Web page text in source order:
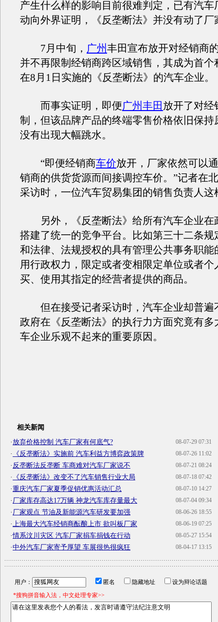
产生什么样的影响目前很难判定，已有汽车
动向外界证明，《反垄断法》并没有动了厂
7月中旬， 广州丰田宣布放开对经销商
并不再限制经销商跨区域销售，其成为首个
在8月1日实施的《反垄断法》的汽车企业。
而事实证明，即便广州丰田 放开了对经
制，但该品牌产品的终端零售价格依旧保持
没有出现大幅跳水。
“即便经销商车价放开，厂家依然可以
销商的供货货源而间接调控车价。”记者在
采访时，一位汽车贸易集团的销售负责人这
另外，《反垄断法》给所有汽车企业在
搭建了统一的竞争平台。比如第三十二条规
和法律、法规授权的具有管理公共事务职能
用行政权力，限定或者变相限定单位或者个
买、使用其指定的经营者提供的商品。
但在接受记者采访时，汽车企业却普遍
政府在《反垄断法》的执行力方面究竟有多
车企业乐观不起来的重要原因。
相关新闻
08-07-29 07:31
·放弃价格控制 汽车厂家有何底气?
08-07-26 11:02
· 《反垄断法》实施前 汽车利益方博弈政策牌
08-07-21 08:24
· 反垄断法反垄断 车商难对汽车厂家说不
08-07-18 07:42
· 《反垄断法》改变不了汽车销售行业大局
08-07-10 14:27
·重庆汽车厂家夏季促销优惠活动汇总
08-07-04 09:34
·厂家库存高达17万辆 神龙汽车库存量最大
08-06-26 18:55
·厂家观点 节油及新能源汽车研发要加强
08-06-19 07:25
· 上海最大汽车经销商酝酿上市 欲叫板厂家
08-05-27 15:54
·情系汶川灾区 汽车厂家捐车捐钱在行动
08-04-17 13:15
·中外汽车厂家寄予厚望 车展很热很疯狂
用户： 匿名 隐藏地址
设为辩论话题
*搜狗拼音输入法，中文处理专家>>